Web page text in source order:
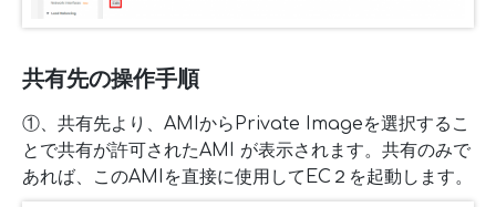
共有先の操作手順
①、共有先より、AMIからPrivate Imageを選択するこ
とで共有が許可されたAMI が表示されます。共有のみで
あれば、このAMIを直接に使用してEC２を起動します。